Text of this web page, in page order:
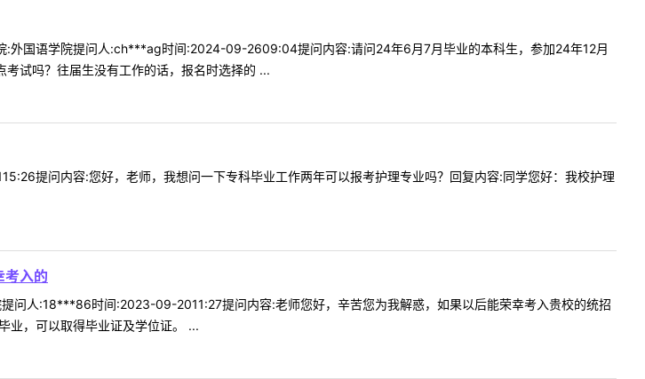
:外国语学院提问人:ch***ag时间:2024-09-2609:04提问内容:请问24年6月7月毕业的本科生，参加24年12月
试吗？往届生没有工作的话，报名时选择的 ...
提问内容:您好，老师，我想问一下专科毕业工作两年可以报考护理专业吗？回复内容:同学您好：我校护理
考入的
问人:18***86时间:2023-09-2011:27提问内容:老师您好，辛苦您为我解惑，如果以后能荣幸考入贵校的统招
业，可以取得毕业证及学位证。 ...